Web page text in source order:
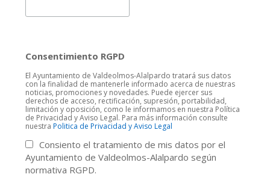
Consentimiento RGPD
El Ayuntamiento de Valdeolmos-Alalpardo tratará sus datos
con la finalidad de mantenerle informado acerca de nuestras
noticias, promociones y novedades. Puede ejercer sus
derechos de acceso, rectificación, supresión, portabilidad,
limitación y oposición, como le informamos en nuestra Política
de Privacidad y Aviso Legal. Para más información consulte
nuestra Politica de Privacidad y Aviso Legal
Consiento el tratamiento de mis datos por el
Ayuntamiento de Valdeolmos-Alalpardo según
normativa RGPD.